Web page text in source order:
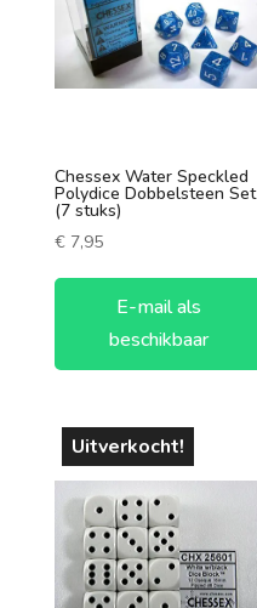
Aantal spelers
1 speler
7 +
4 spelers
6 spelers
Chessex Water Speckled
Polydice Dobbelsteen Set
(7 stuks)
€7,95
E-mail als
beschikbaar
Uitverkocht!